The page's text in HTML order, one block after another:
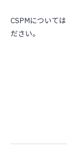
CSPMについては
ださい。